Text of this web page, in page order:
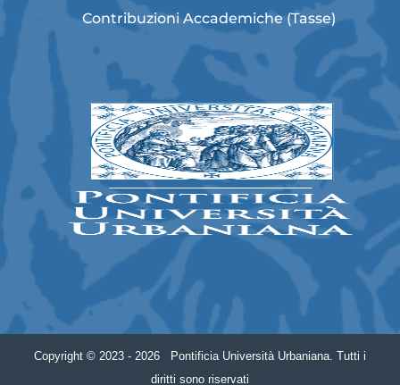
Contribuzioni Accademiche (Tasse)
Copyright © 2023 - 2026 Pontificia Università Urbaniana. Tutti i
diritti sono riservati